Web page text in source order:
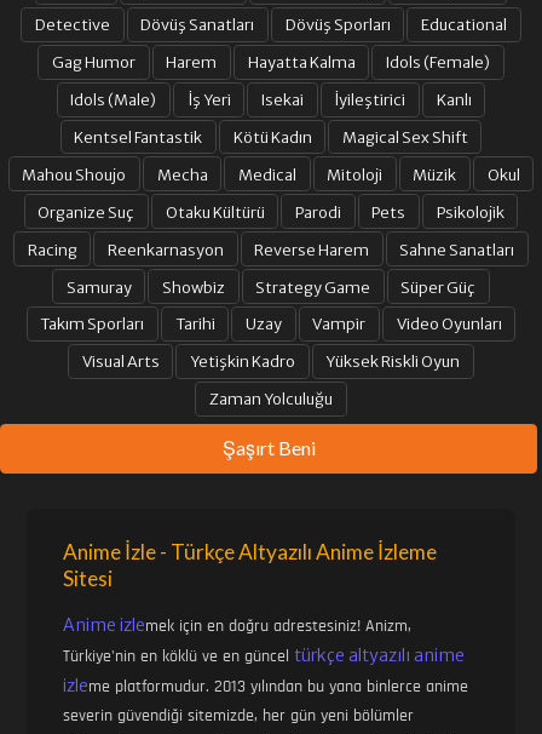
Detective
Dövüş Sanatları Dövüş Sporları
Educational
Gag Humor
Harem Hayatta Kalma
Idols (Female)
Idols (Male)
İş Yeri Isekai İyileştirici
Kanlı
Kentsel Fantastik
Kötü Kadın
Magical Sex Shift
Mahou Shoujo
Mecha Medical Mitoloji Müzik
Okul
Organize Suç
Otaku Kültürü Parodi Pets
Psikolojik
Racing
Reenkarnasyon Reverse Harem
Sahne Sanatları
Samuray
Showbiz Strategy Game
Süper Güç
Takım Sporları
Tarihi Uzay Vampir
Video Oyunları
Visual Arts
Yetişkin Kadro
Yüksek Riskli Oyun
Zaman Yolculuğu
Şaşırt Beni
Anime İzle - Türkçe Altyazılı Anime İzleme
Sitesi
Anime izlemek için en doğru adrestesiniz! Anizm,
Türkiye'nin en köklü ve en günceltürkçe altyazılı anime
izleme platformudur. 2013 yılından bu yana binlerce anime
severin güvendiği sitemizde, her gün yeni bölümler